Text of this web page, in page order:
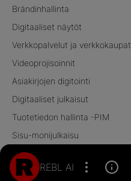
Brändinhallinta
Digitaaliset näytöt​
Verkkopalvelut ja verkkokaupat
Videoprojisoinnit​
Asiakirjojen digitointi
Digitaaliset julkaisut
Tuotetiedon hallinta -PIM
Sisu-monijulkaisu
REBL AI